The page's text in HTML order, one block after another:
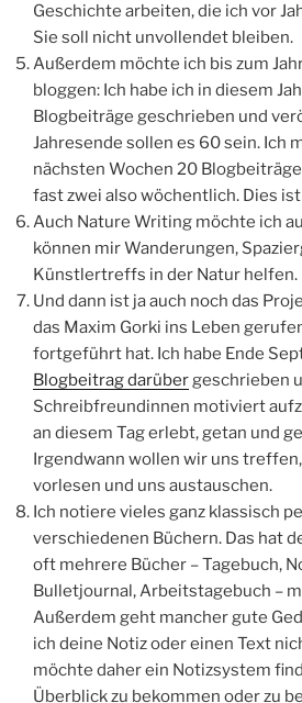
bloggen: Ich habe ich in diesem
Blogbeiträge geschrieben und
Jahresende sollen es 60 sein. Ich
nächsten Wochen 20 Blogbeiträge
fast zwei also wöchentlich. Dies
Auch Nature Writing möchte ich
können mir Wanderungen,
Künstlertreffs in der Natur helfen.
Und dann ist ja auch noch das
das Maxim Gorki ins Leben
fortgeführt hat. Ich habe Ende
Blogbeitrag darüber geschrieben
Schreibfreundinnen motiviert
an diesem Tag erlebt, getan und
Irgendwann wollen wir uns treffen,
vorlesen und uns austauschen.
Ich notiere vieles ganz klassisch
verschiedenen Büchern. Das hat
oft mehrere Bücher – Tagebuch,
Bulletjournal, Arbeitstagebuch –
Außerdem geht mancher gute
ich deine Notiz oder einen Text
möchte daher ein Notizsystem
Überblick zu bekommen oder zu
Hinweise und Tipps freue ich mich